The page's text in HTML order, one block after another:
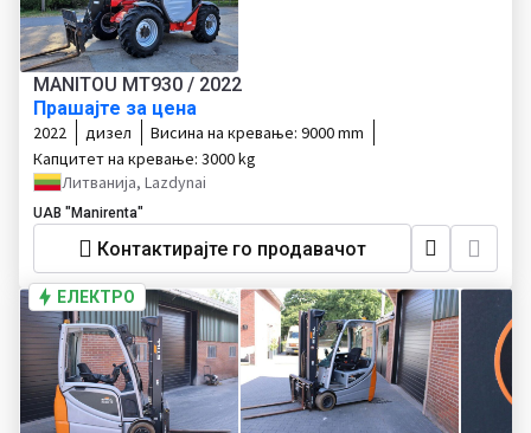
MANITOU MT930 / 2022
Прашајте за цена
2022 дизел Висина на кревање: 9000 mm
Капцитет на кревање: 3000 kg
Литванија, Lazdynai
UAB "Manirenta"
Контактирајте го продавачот
ЕЛЕКТРО